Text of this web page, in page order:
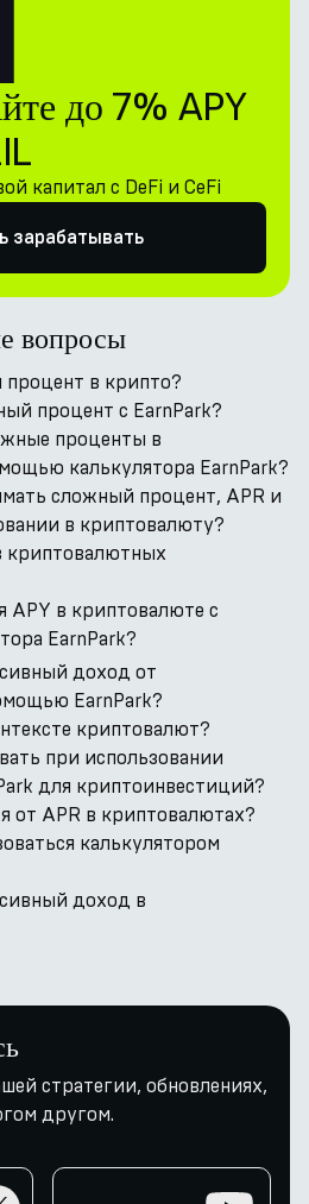
до 7% APY
капитал с DeFi и CeFi
зарабатывать
вопросы
в крипто?
процент с EarnPark?
проценты в
калькулятора EarnPark?
сложный процент, APR и
в криптовалюту?
криптовалютных
APY в криптовалюте с
EarnPark?
доход от
EarnPark?
криптовалют?
при использовании
для криптоинвестиций?
от APR в криптовалютах?
калькулятором
доход в
стратегии, обновлениях,
другом.